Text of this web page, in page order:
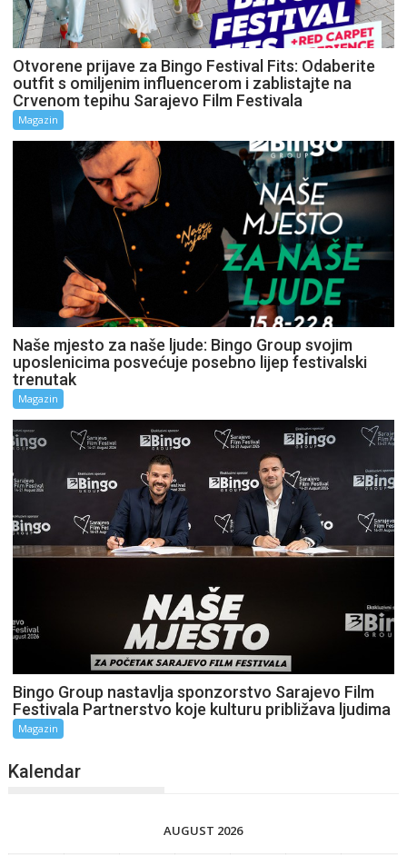
Otvorene prijave za Bingo Festival Fits: Odaberite
outfit s omiljenim influencerom i zablistajte na
Crvenom tepihu Sarajevo Film Festivala
Magazin
Naše mjesto za naše ljude: Bingo Group svojim
uposlenicima posvećuje posebno lijep festivalski
trenutak
Magazin
Bingo Group nastavlja sponzorstvo Sarajevo Film
Festivala Partnerstvo koje kulturu približava ljudima
Magazin
Kalendar
AUGUST 2026